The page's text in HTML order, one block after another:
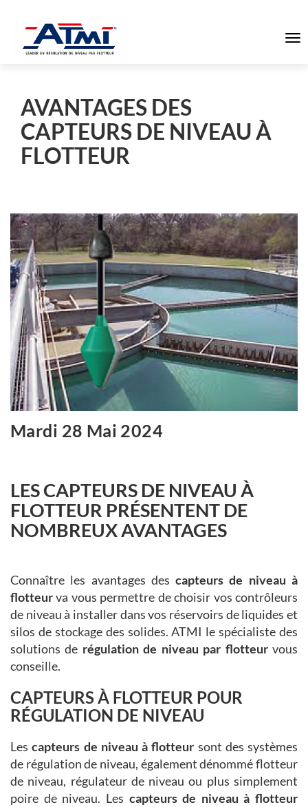
AVANTAGES DES
CAPTEURS DE NIVEAU À
FLOTTEUR
Mardi 28 Mai 2024
LES CAPTEURS DE NIVEAU À
FLOTTEUR PRÉSENTENT DE
NOMBREUX AVANTAGES
Connaître les avantages descapteurs de niveau à
flotteurva vous permettre de choisir vos contrôleurs
de niveau à installer dans vos réservoirs de liquides et
silos de stockage des solides. ATMI le spécialiste des
solutions de régulation de niveau par flotteurvous
conseille.
CAPTEURS À FLOTTEUR POUR
RÉGULATION DE NIVEAU
Les capteurs de niveau à flotteur sont des systèmes
de régulation de niveau, également dénommé flotteur
de niveau, régulateur de niveau ou plus simplement
poire de niveau. Les capteurs de niveau à flotteur